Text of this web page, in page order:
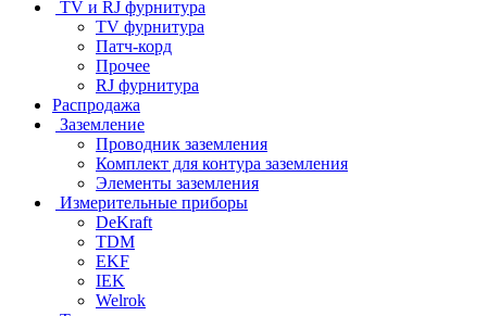
TV и RJ фурнитура
TV фурнитура
Патч-корд
Прочее
RJ фурнитура
Распродажа
Заземление
Проводник заземления
Комплект для контура заземления
Элементы заземления
Измерительные приборы
DeKraft
TDM
EKF
IEK
Welrok